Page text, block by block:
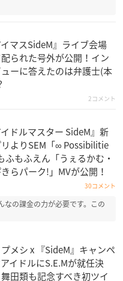
イマスSideM』ライブ会場
られた号外が公開！イン
ーに答えたのは弁護士(本
2コメント
イドルマスター SideM』新
よりSEM「∞ Possibilitie
ふもふえん「うぇるかむ・
らパーク!」MVが公開！
30コメント
なの課金の力が必要です。この
メシ x 『SideM』キャンペ
イドルにS.E.Mが就任決
田類も記念すべき初ツイ